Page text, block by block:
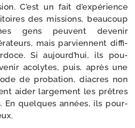
C’est un fait d’expérience
des mis­sions, beau­coup
gens peuvent deve­nir
mais par­viennent dif­fi­
Si aujourd’hui, ils pou­
aco­lytes, puis, après une
de pro­ba­tion, diacres non
aider lar­ge­ment les prêtres
En quelques années, ils pour­